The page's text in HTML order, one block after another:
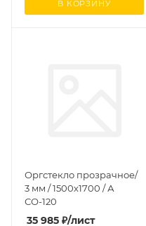
В КОРЗИНУ
Оргстекло прозрачное/
3 мм / 1500х1700 / А
СО-120
35 985 ₽/лист